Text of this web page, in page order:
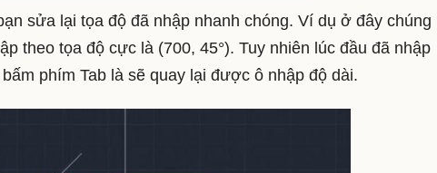
sửa lại tọa độ đã nhập nhanh chóng. Ví dụ ở đây chúng
theo tọa độ cực là (700, 45°). Tuy nhiên lúc đầu đã nhập
phím Tab là sẽ quay lại được ô nhập độ dài.